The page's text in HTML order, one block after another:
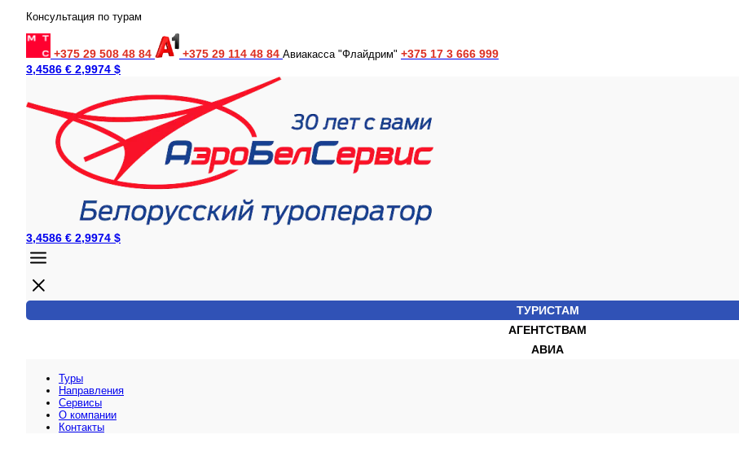
Консультация по турам
+375 29 508 48 84 +375 29 114 48 84 Авиакасса "Флайдрим" +375 17 3 666 999
3,4586 € 2,9974 $
3,4586 € 2,9974 $
ТУРИСТАМ
АГЕНТСТВАМ
АВИА
Туры
Направления
Сервисы
O компании
Контакты